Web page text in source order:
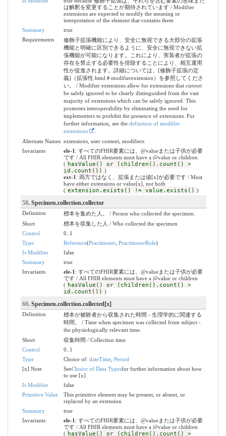
は解釈を変更することが期待されています / Modifier
extensions are expected to modify the meaning or
interpretation of the element that contains them
Summary
true
Requirements
修飾子拡張機能により、安全に無視できる大部分の拡張
機能と明確に区別できるように、安全に無視できない拡
張機能が可能になります。これにより、実装者が拡張の
存在を禁止する必要性を排除することにより、相互運用
性が促進されます。詳細については、[修飾子拡張の定
義]（拡張性.html＃modifierextension）を参照してくださ
い。 / Modifier extensions allow for extensions that cannot
be safely ignored to be clearly distinguished from the vast
majority of extensions which can be safely ignored. This
promotes interoperability by eliminating the need for
implementers to prohibit the presence of extensions. For
further information, see the definition of modifier
extensions
.
Alternate Names extensions, user content, modifiers
Invariants
ele-1 : すべてのFHIR要素には、@valueまたは子供が必要
です / All FHIR elements must have a @value or children
( hasValue() or (children().count() >
id.count()) )
ext-1 : 両方ではなく、拡張または値[x]が必要です / Must
have either extensions or value[x], not both
( extension.exists() != value.exists() )
58. Specimen.collection.collector
Definition
標本を集めた人。 / Person who collected the specimen.
Short
標本を収集した人 / Who collected the specimen
Control
0..1
Type
Reference(Practitioner, PractitionerRole)
Is Modifier
false
Summary
true
Invariants
ele-1 : すべてのFHIR要素には、@valueまたは子供が必要
です / All FHIR elements must have a @value or children
( hasValue() or (children().count() >
id.count()) )
60. Specimen.collection.collected[x]
Definition
標本が被験者から収集された時間 - 生理学的に関連する
時間。 / Time when specimen was collected from subject -
the physiologically relevant time.
Short
収集時間 / Collection time
Control
0..1
Type
Choice of: dateTime, Period
[x] Note
SeeChoice of Data Typesfor further information about how
to use [x]
Is Modifier
false
Primitive Value
This primitive element may be present, or absent, or
replaced by an extension
Summary
true
Invariants
ele-1 : すべてのFHIR要素には、@valueまたは子供が必要
です / All FHIR elements must have a @value or children
( hasValue() or (children().count() >